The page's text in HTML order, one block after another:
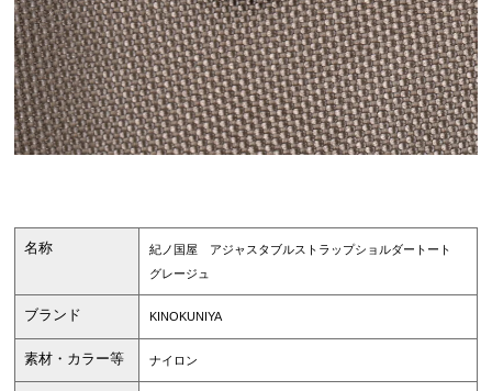
名称
紀ノ国屋 アジャスタブルストラップショルダートート
グレージュ
ブランド KINOKUNIYA
素材・カラー等 ナイロン